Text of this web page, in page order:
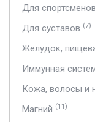
Для спортсменов
Для суставов (7)
Желудок,
Иммунная
Кожа, волосы и
Магний (11)